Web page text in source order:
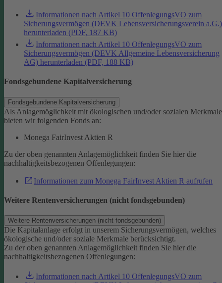
Informationen nach Artikel 10 OffenlegungsVO zum
Sicherungsvermögen (DEVK Lebensversicherungsverein a.G.)
herunterladen (PDF, 187 KB)
Informationen nach Artikel 10 OffenlegungsVO zum
Sicherungsvermögen (DEVK Allgemeine Lebensversicherung
AG) herunterladen (PDF, 188 KB)
Fondsgebundene Kapitalversicherung
Fondsgebundene Kapitalversicherung
Als Anlagemöglichkeit mit ökologischen und/oder sozialen
bieten wir folgenden Fonds an:
Monega FairInvest Aktien R
Zu der oben genannten Anlagemöglichkeit finden Sie hier die
nachhaltigkeitsbezogenen Offenlegungen:
Informationen zum Monega FairInvest Aktien R aufrufen
Weitere Rentenversicherungen (nicht fondsgebunden)
Weitere Rentenversicherungen (nicht fondsgebunden)
Die Kapitalanlage erfolgt in unserem Sicherungsvermögen, welches
ökologische und/oder soziale Merkmale berücksichtigt.
Zu der oben genannten Anlagemöglichkeit finden Sie hier die
nachhaltigkeitsbezogenen Offenlegungen:
Informationen nach Artikel 10 OffenlegungsVO zum